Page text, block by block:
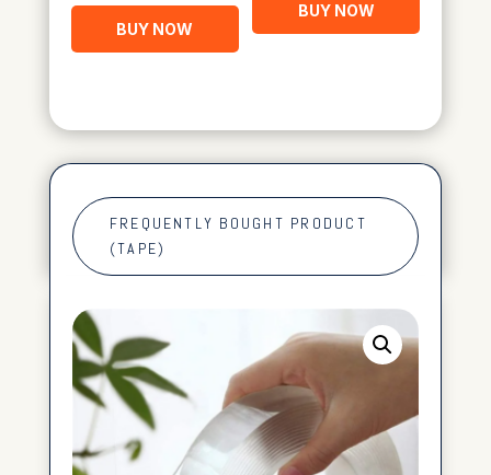
BUY NOW
BUY NOW
FREQUENTLY BOUGHT PRODUCT
(TAPE)